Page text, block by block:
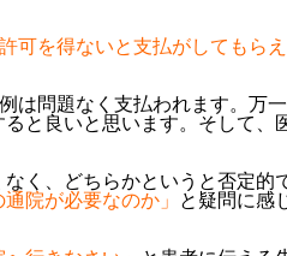
許可を得ないと支払がしてもらえ
は問題なく支払われます。万
と良いと思います。そして
く、どちらかというと否定的
院が必要なのか」
と疑問に感